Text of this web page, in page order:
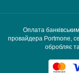
Оплата
провайдера Portmone,
обробляє